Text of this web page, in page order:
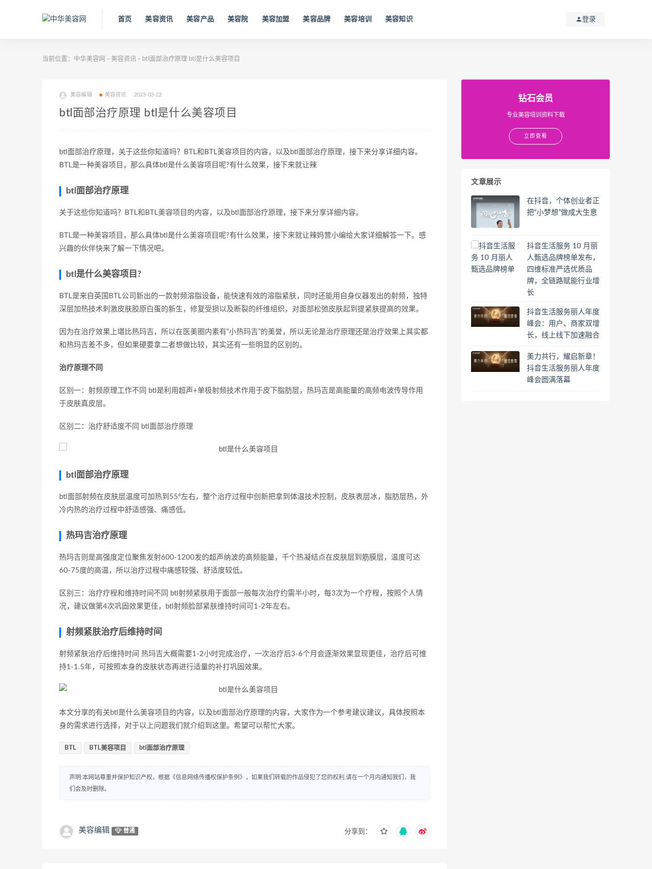
首页 美容资讯 美容产品 美容院 美容加盟 美容品牌 美容培训 美容知识 登录
当前位置： 中华美容网 > 美容资讯 > btl面部治疗原理 btl是什么美容项目
美容编辑 美容资讯 2023-03-22
btl面部治疗原理 btl是什么美容项目
btl面部治疗原理，关于这些你知道吗？BTL和BTL美容项目的内容，以及btl面部治疗原理，接下来分享详细内容。
BTL是一种美容项目，那么具体btl是什么美容项目呢?有什么效果，接下来就让辣
btl面部治疗原理
关于这些你知道吗？BTL和BTL美容项目的内容，以及btl面部治疗原理，接下来分享详细内容。
BTL是一种美容项目，那么具体btl是什么美容项目呢?有什么效果，接下来就让辣妈营小编给大家详细解答一下。感
兴趣的伙伴快来了解一下情况吧。
btl是什么美容项目?
BTL是来自英国BTL公司新出的一款射频溶脂设备，能快速有效的溶脂紧肤，同时还能用自身仪器发出的射频，独特
深层加热技术刺激皮肤胶原白蛋的新生，修复受损以及断裂的纤维组织，对面部松弛皮肤起到提紧肤提高的效果。
因为在治疗效果上堪比热玛吉，所以在医美圈内素有“小热玛吉”的美誉，所以无论是治疗原理还是治疗效果上其实都
和热玛吉差不多，但如果硬要拿二者想做比较，其实还有一些明显的区别的。
治疗原理不同 ​​​
区别一：射频原理工作不同 btl是利用超声+单极射频技术作用于皮下脂肪层，热玛吉是高能量的高频电波传导作用
于皮肤真皮层。
区别二：治疗舒适度不同 btl面部治疗原理 ​​​
btl面部治疗原理
btl面部射频在皮肤层温度可加热到55°左右，整个治疗过程中创新把拿到体温技术控制，皮肤表层冰，脂肪层热，外
冷内热的治疗过程中舒适感强、痛感低。
热玛吉治疗原理 ​​​
热玛吉则是高强度定位聚焦发射600-1200发的超声纳波的高频能量，千个热凝结点在皮肤层到筋膜层，温度可达
60-75度的高温，所以治疗过程中痛感较强、舒适度较低。
区别三：治疗疗程和维持时间不同 btl射频紧肤用于面部一般每次治疗约需半小时，每3次为一个疗程，按照个人情
况，建议做第4次巩固效果更佳，btl射频脸部紧肤维持时间可1-2年左右。
射频紧肤治疗后维持时间 ​​​
射频紧肤治疗后维持时间 热玛吉大概需要1-2小时完成治疗，一次治疗后3-6个月会逐渐效果显现更佳，治疗后可维
持1-1.5年，可按照本身的皮肤状态再进行适量的补打巩固效果。
本文分享的有关btl是什么美容项目的内容，以及btl面部治疗原理的内容，大家作为一个参考建议建议，具体按照本
身的需求进行选择，对于以上问题我们就介绍到这里。希望可以帮忙大家。
BTL BTL美容项目 btl面部治疗原理
声明:本网站尊重并保护知识产权，根据《信息网络传播权保护条例》，如果我们转载的作品侵犯了您的权利,请在一个月内通知我们，我
们会及时删除。
美容编辑 普通 分享到：
钻石会员
专业美容培训资料下载
立即查看
文章展示
在抖音，个体创业者正
把“小梦想”做成大生意
抖音生活服务 10 月丽
人甄选品牌榜单发布，
四维标准严选优质品
牌，全链路赋能行业增
长
抖音生活服务丽人年度
峰会：用户、商家双增
长，线上线下加速融合
美力共行，耀启新章！
抖音生活服务丽人年度
峰会圆满落幕